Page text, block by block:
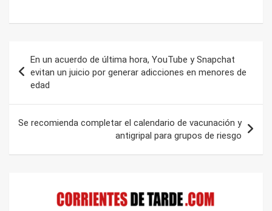
de
entradas
En un acuerdo de última hora, YouTube y Snapchat
evitan un juicio por generar adicciones en menores de
edad
Se recomienda completar el calendario de vacunación y
antigripal para grupos de riesgo